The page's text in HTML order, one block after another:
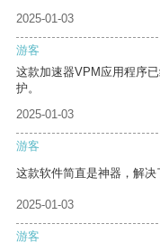
2025-01-03
游客
这款加速器VPM应用程序
护。
2025-01-03
游客
这款软件简直是神器，解决
2025-01-03
游客